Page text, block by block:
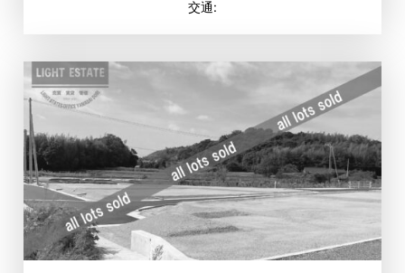
交通: